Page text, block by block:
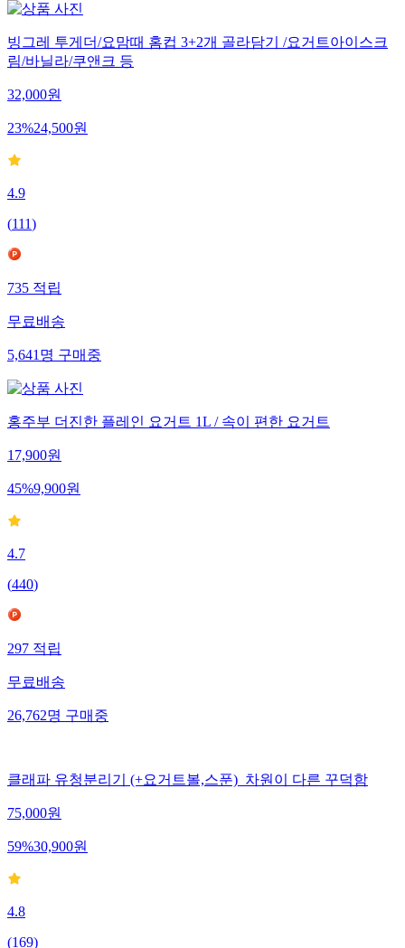
빙그레 투게더/요맘때 홈컵 3+2개 골라담기 /요거트아이스크
림/바닐라/쿠앤크 등
32,000원
23%24,500원
4.9
(111)
735적립
무료배송
5,641명구매중
홍주부 더진한 플레인 요거트 1L / 속이 편한 요거트
17,900원
45%9,900원
4.7
(440)
297적립
무료배송
26,762명구매중
클래파 유청분리기 (+요거트볼,스푼)_차원이 다른 꾸덕함
75,000원
59%30,900원
4.8
(169)